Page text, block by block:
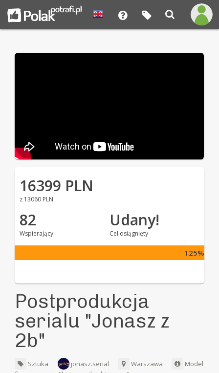
16399 PLN
z 13060 PLN
82
Wspierający
Udany!
Cel osiągnięty
125%
Postprodukcja
serialu "Jonasz z
2b"
Sztuka jonasz.serial Warszawa
Model